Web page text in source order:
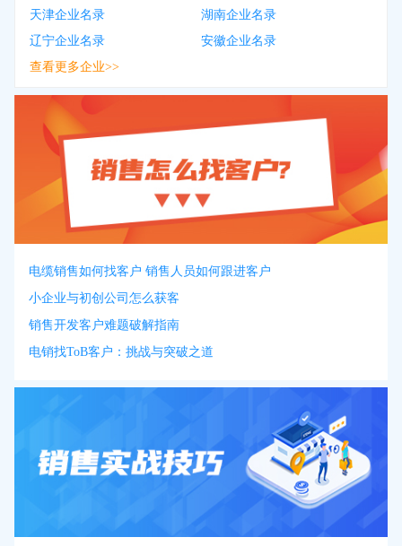
天津企业名录
湖南企业名录
辽宁企业名录
安徽企业名录
查看更多企业>>
电缆销售如何找客户 销售人员如何跟进客户
小企业与初创公司怎么获客
销售开发客户难题破解指南
电销找ToB客户：挑战与突破之道